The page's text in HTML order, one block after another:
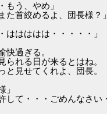
もう、やめ」
首絞めるよ、団長様？」
はははは・・・・・」
快過ぎる。
られる日が来るとはね。
と見せてくれよ、団長。
」
て・・・ごめんなさい